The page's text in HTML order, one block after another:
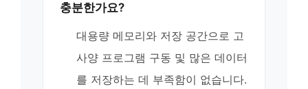
충분한가요?
대용량 메모리와 저장 공간으로 고
사양 프로그램 구동 및 많은 데이터
를 저장하는 데 부족함이 없습니다.